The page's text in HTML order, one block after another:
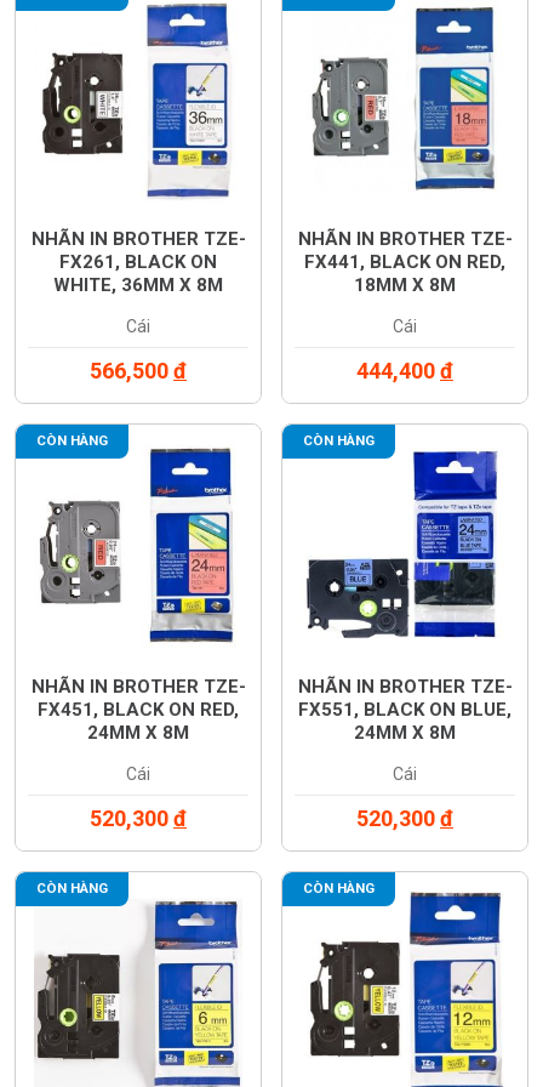
NHÃN IN BROTHER TZE-
FX261, BLACK ON
WHITE, 36MM X 8M
Cái
566,500đ
NHÃN IN BROTHER TZE-
FX441, BLACK ON RED,
18MM X 8M
Cái
444,400đ
CÒN HÀNG
NHÃN IN BROTHER TZE-
FX451, BLACK ON RED,
24MM X 8M
Cái
520,300đ
CÒN HÀNG
NHÃN IN BROTHER TZE-
FX551, BLACK ON BLUE,
24MM X 8M
Cái
520,300đ
CÒN HÀNG CÒN HÀNG